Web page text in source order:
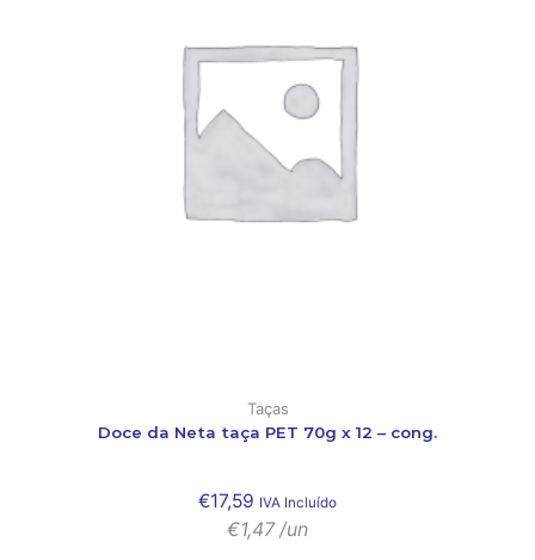
Taças
Doce da Neta taça PET 70g x 12 – cong.
€17,59 IVA Incluído
€1,47 /un